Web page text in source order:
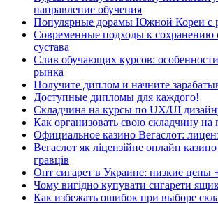
направление обучения
Популярные дорамы Южной Кореи с
Современные подходы к сохранению
сустава
Слив обучающих курсов:
рынка
Получите диплом и начните
Доступные дипломы для каждого!
Складчина на курсы по UX/UI
Как организовать свою складчину на
Официальное казино Вегаслот:
Вегаслот як ліцензійне онлайн
гравців
Опт сигарет в Украине: низкие цены
Чому вигідно купувати сигарети
Как избежать ошибок при выборе